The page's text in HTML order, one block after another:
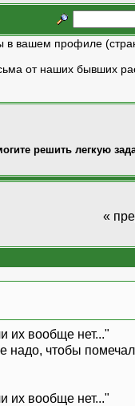
в вашем профиле
от наших бывших
решить легкую
«
их вообще нет..."
чтобы
их вообще нет..."